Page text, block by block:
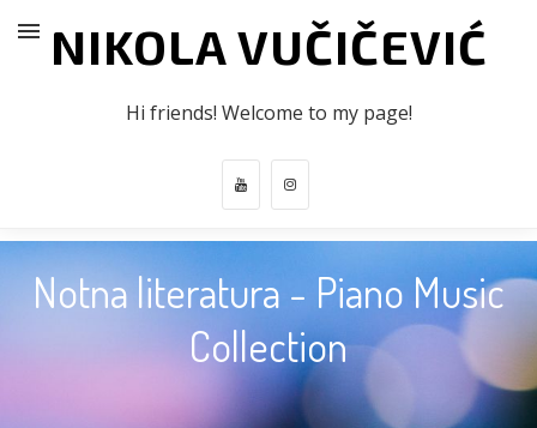
NIKOLA VUČIČEVIĆ
Hi friends! Welcome to my page!
Notna literatura - Piano Music
Collection